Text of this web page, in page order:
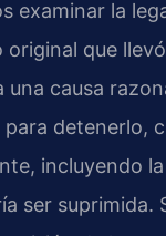
examinar la
que
una causa
detenerlo,
incluyendo
ser suprimida.